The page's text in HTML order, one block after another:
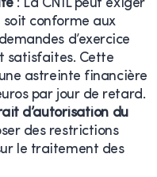
: La CNIL peut exiger
conforme aux
d’exercice
satisfaites. Cette
astreinte financière
par jour de retard.
d’autorisation du
des restrictions
le traitement des